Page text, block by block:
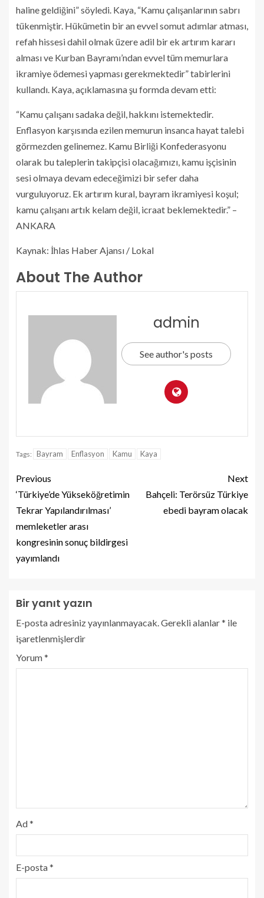
haline geldiğini” söyledi. Kaya, “Kamu çalışanlarının sabrı
tükenmiştir. Hükümetin bir an evvel somut adımlar atması,
refah hissesi dahil olmak üzere adil bir ek artırım kararı
alması ve Kurban Bayramı’ndan evvel tüm memurlara
ikramiye ödemesi yapması gerekmektedir” tabirlerini
kullandı. Kaya, açıklamasına şu formda devam etti:
“Kamu çalışanı sadaka değil, hakkını istemektedir.
Enflasyon karşısında ezilen memurun insanca hayat talebi
görmezden gelinemez. Kamu Birliği Konfederasyonu
olarak bu taleplerin takipçisi olacağımızı, kamu işçisinin
sesi olmaya devam edeceğimizi bir sefer daha
vurguluyoruz. Ek artırım kural, bayram ikramiyesi koşul;
kamu çalışanı artık kelam değil, icraat beklemektedir.” –
ANKARA
Kaynak: İhlas Haber Ajansı / Lokal
About The Author
admin
See author's posts
Tags: Bayram Enflasyon Kamu Kaya
Previous
‘Türkiye’de Yükseköğretimin
Tekrar Yapılandırılması’
memleketler arası
kongresinin sonuç bildirgesi
yayımlandı
Next
Bahçeli: Terörsüz Türkiye
ebedi bayram olacak
Bir yanıt yazın
E-posta adresiniz yayınlanmayacak. Gerekli alanlar* ile
işaretlenmişlerdir
Yorum*
Ad*
E-posta*